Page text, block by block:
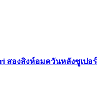
สองสิงห์อมควันหลังซูเปอร์